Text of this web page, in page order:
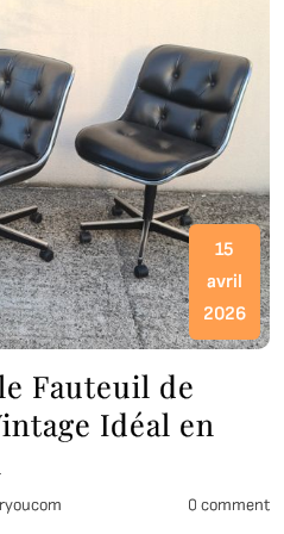
15
avril
2026
Fauteuil de
Idéal en
0 comment